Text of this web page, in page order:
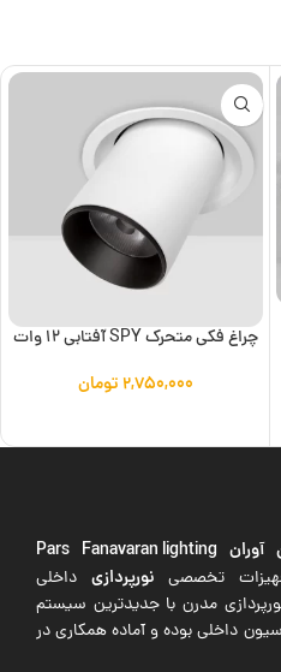
چراغ فکی متحرک SPY آفتابی 12 وات
۲,۷۵۰,۰۰۰تومان
Pars Fanavaran lighting
تخصصی نورپردازی داخلی
مدرن با جدیدترین سیستم
داخلی بوده و آماده همکاری در